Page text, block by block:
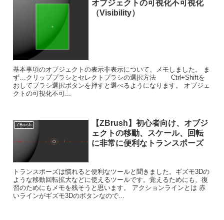
オブジェクトの可視化不可視化
（Visibility）
基本事項のオブジェクトの表示非表示について、メモしました。 ま
ず…クリップブラシとセレクトブラシの選択方法 Ctrl+Shiftを
おしてブラシ選択ボタンを押すと選べるようになります。 オブジェ
クトの可視化不可...
ZBrush
【ZBrush】初心者向け、オブジ
ェクトの移動、スケール、回転
に非常に便利なトランスポーズ
トランスポーズは慣れると便利なツールと聞きました。ギズモ3Dの
ような移動回転拡大などに使えるツールです。覚えるためにも、復
習のためにもメモを残そうと思います。 アクションラインとは 赤
いラインがギズモ3Dのボタンなので...